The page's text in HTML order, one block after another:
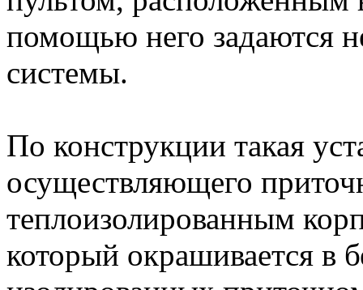
помощью него задаются
системы.
По конструкции такая
осуществляющего
теплоизолированным
который окрашивается в